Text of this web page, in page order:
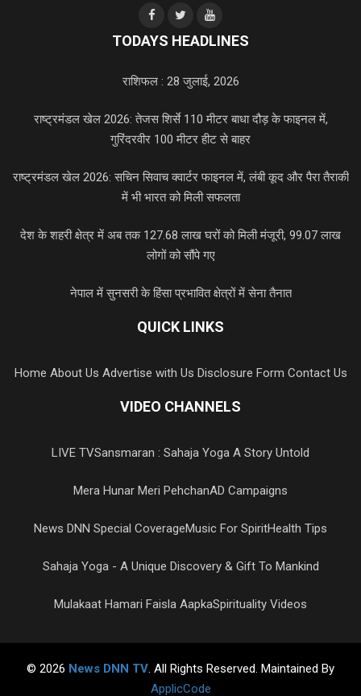
TODAYS HEADLINES
राशिफल : 28 जुलाई, 2026
राष्ट्रमंडल खेल 2026: तेजस शिर्से 110 मीटर बाधा दौड़ के फाइनल में,
गुरिंदरवीर 100 मीटर हीट से बाहर
राष्ट्रमंडल खेल 2026: सचिन सिवाच क्वार्टर फाइनल में, लंबी कूद और पैरा तैराकी
में भी भारत को मिली सफलता
देश के शहरी क्षेत्र में अब तक 127.68 लाख घरों को मिली मंजूरी, 99.07 लाख
लोगों को सौंपे गए
नेपाल में सुनसरी के हिंसा प्रभावित क्षेत्रों में सेना तैनात
QUICK LINKS
Home About Us Advertise with Us Disclosure Form Contact Us
VIDEO CHANNELS
LIVE TVSansmaran : Sahaja Yoga A Story Untold
Mera Hunar Meri PehchanAD Campaigns
News DNN Special CoverageMusic For SpiritHealth Tips
Sahaja Yoga - A Unique Discovery & Gift To Mankind
Mulakaat Hamari Faisla AapkaSpirituality Videos
© 2026 News DNN TV. All Rights Reserved. Maintained By
ApplicCode